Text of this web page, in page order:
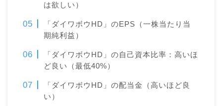
は欲しい）
「ダイワボウHD」のEPS（一株当たり当
期純利益）
「ダイワボウHD」の自己資本比率：高いほ
ど良い（最低40%）
「ダイワボウHD」の配当金（高いほど良
い）